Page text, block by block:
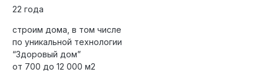
22 года
строим дома, в том числе
по уникальной технологии
“Здоровый дом”
от 700 до 12 000 м2